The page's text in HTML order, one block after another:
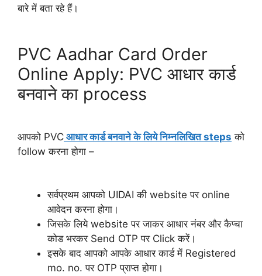
बारे में बता रहे हैं।
PVC Aadhar Card Order
Online Apply: PVC आधार कार्ड
बनवाने का process
आपको PVC आधार कार्ड बनवाने के लिये निम्नलिखित steps को
follow करना होगा –
सर्वप्रथम आपको UIDAI की website पर online
आवेदन करना होगा।
जिसके लिये website पर जाकर आधार नंबर और कैप्चा
कोड भरकर ​Send OTP पर Click करें।
इसके बाद आपको आपके आधार कार्ड में Registered
mo. no. पर OTP प्राप्त होगा।